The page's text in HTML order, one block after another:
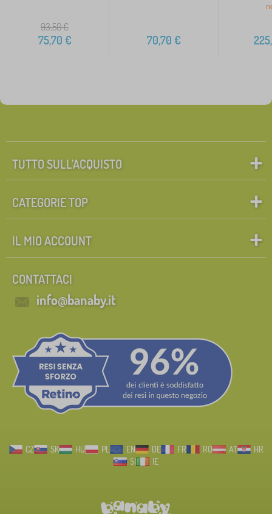
93,50€
75,70 € 70,70 €
TUTTO SULL’ACQUISTO
CATEGORIE TOP
IL MIO ACCOUNT
CONTATTACI
info@banaby.it
CZ SK HU PL EN DE FR RO AT
HR
SI
IE